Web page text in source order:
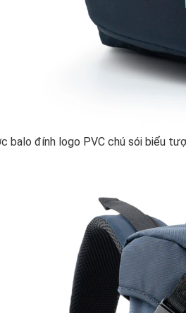
balo đính logo PVC chú sói biểu